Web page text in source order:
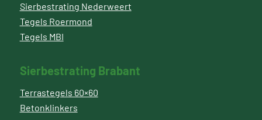
Sierbestrating Nederweert
Tegels Roermond
Tegels MBI
Sierbestrating Brabant
Terrastegels 60×60
Betonklinkers